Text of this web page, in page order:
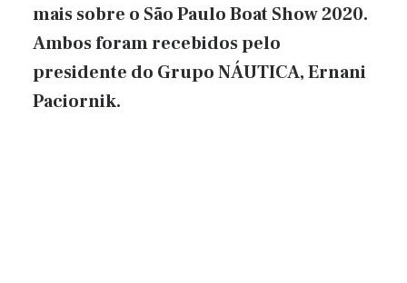
mais sobre o São Paulo Boat Show 2020.
Ambos foram recebidos pelo
presidente do Grupo NÁUTICA, Ernani
Paciornik.